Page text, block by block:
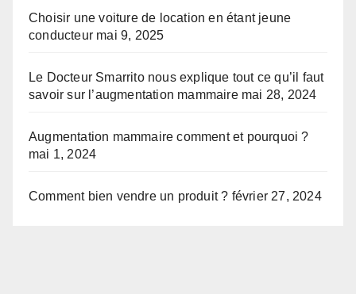
Choisir une voiture de location en étant jeune
conducteur mai 9, 2025
Le Docteur Smarrito nous explique tout ce qu’il faut
savoir sur l’augmentation mammaire mai 28, 2024
Augmentation mammaire comment et pourquoi ?
mai 1, 2024
Comment bien vendre un produit ? février 27, 2024